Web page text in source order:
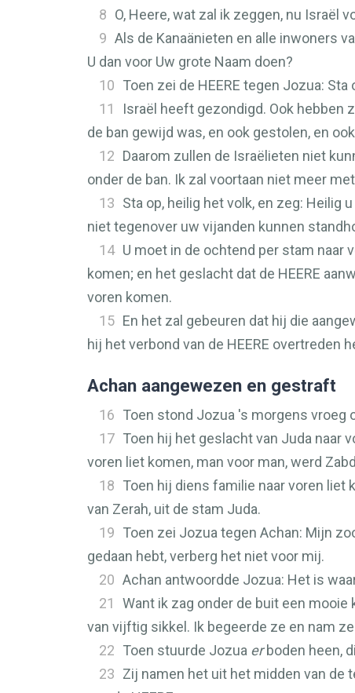
8 O, Heere, wat zal ik zeggen, nu Israël
9 Als de Kanaänieten en alle inwoners
U dan voor Uw grote Naam doen?
10 Toen zei de HEERE tegen Jozua: Sta
11
Israël heeft gezondigd. Ook hebben
de ban gewijd was, en ook gestolen, en
12 Daarom zullen de Israëlieten niet
onder de ban. Ik zal voortaan niet meer
13 Sta op, heilig het volk, en zeg: Heilig
niet tegenover uw vijanden kunnen
14 U moet in de ochtend per stam naar
komen; en het geslacht dat de HEERE
voren komen.
15 En het zal gebeuren dat hij die
hij het verbond van de HEERE overtreden
Achan aangewezen en gestraft
16 Toen stond Jozua 's morgens vroeg
17 Toen hij het geslacht van Juda naar
voren liet komen, man voor man, werd
18 Toen hij diens familie naar voren liet
van Zerah, uit de stam Juda.
19 Toen zei Jozua tegen Achan: Mijn
gedaan hebt, verberg het niet voor mij.
20 Achan antwoordde Jozua: Het is
21
Want ik zag onder de buit een
van vijftig sikkel. Ik begeerde ze en nam
22 Toen stuurde Jozua erboden heen,
23 Zij namen het uit het midden van de